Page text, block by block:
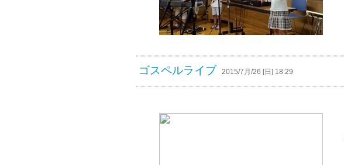
ゴスペルライブ 2015/7月/26 [日] 18:29